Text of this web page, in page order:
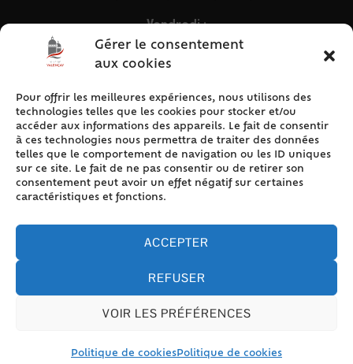
Gérer le consentement
aux cookies
Pour offrir les meilleures expériences, nous utilisons des
technologies telles que les cookies pour stocker et/ou
accéder aux informations des appareils. Le fait de consentir
à ces technologies nous permettra de traiter des données
telles que le comportement de navigation ou les ID uniques
sur ce site. Le fait de ne pas consentir ou de retirer son
consentement peut avoir un effet négatif sur certaines
caractéristiques et fonctions.
ACCEPTER
REFUSER
VOIR LES PRÉFÉRENCES
Politique de cookiesPolitique de cookies
Vendredi :
9h – 12h & 13h30 – 16h30
ACCÈS RAPIDE
Accueil
Contact
Plan du site
Mentions légales
Politique de cookies (UE)
collectivités & GRC/GRU)